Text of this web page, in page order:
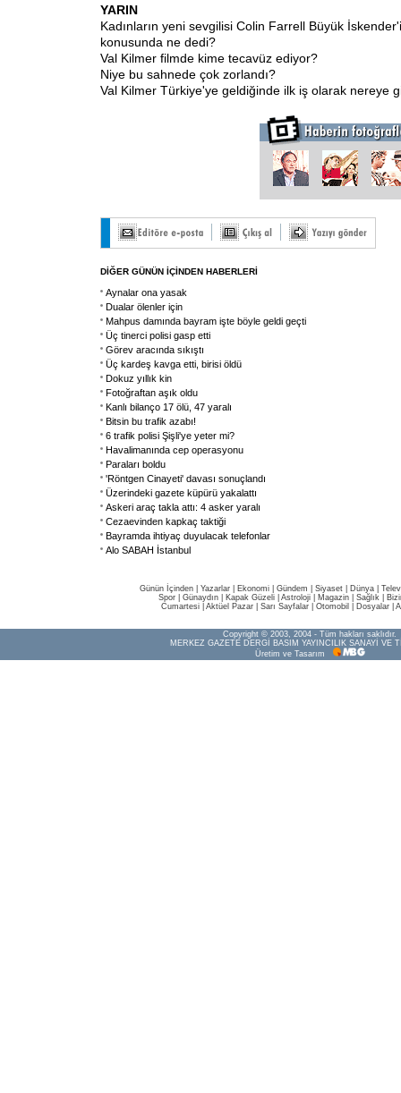
YARIN
Kadınların yeni sevgilisi Colin Farrell Büyük
konusunda ne dedi?
Val Kilmer filmde kime tecavüz ediyor?
Niye bu sahnede çok zorlandı?
Val Kilmer Türkiye'ye geldiğinde ilk iş olarak nereye
DİĞER GÜNÜN İÇİNDEN HABERLERİ
Aynalar ona yasak
Dualar ölenler için
Mahpus damında bayram işte böyle geldi geçti
Üç tinerci polisi gasp etti
Görev aracında sıkıştı
Üç kardeş kavga etti, birisi öldü
Dokuz yıllık kin
Fotoğraftan aşık oldu
Kanlı bilanço 17 ölü, 47 yaralı
Bitsin bu trafik azabı!
6 trafik polisi Şişli'ye yeter mi?
Havalimanında cep operasyonu
Paraları boldu
'Röntgen Cinayeti' davası sonuçlandı
Üzerindeki gazete küpürü yakalattı
Askeri araç takla attı: 4 asker yaralı
Cezaevinden kapkaç taktiği
Bayramda ihtiyaç duyulacak telefonlar
Alo SABAH İstanbul
Günün İçinden Yazarlar Ekonomi Gündem Siyaset Dünya |
Spor
Günaydın Kapak Güzeli Astroloji Magazin Sağlık
Cumartesi| Aktüel Pazar| Sarı Sayfalar| Otomobil Dosyalar|
Copyright © 2003, 2004 - Tüm hakları saklıdır.
MERKEZ GAZETE DERGİ BASIM YAYINCILIK SANAYİ VE
Üretim ve Tasarım